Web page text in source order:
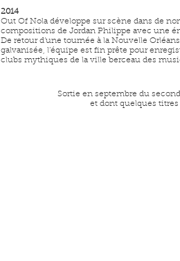
2014
Out Of Nola développe sur scène dans de
compositions de Jordan Philippe avec une
De retour d’une tournée à la Nouvelle
galvanisée, l’équipe est fin prête pour
clubs mythiques de la ville berceau des
Sortie en septembre du
et dont quelques titres